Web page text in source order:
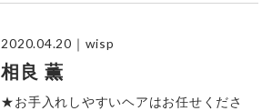
2020.04.20 ｜wisp
相良 薫
★お手入れしやすいヘアはお任せくださ